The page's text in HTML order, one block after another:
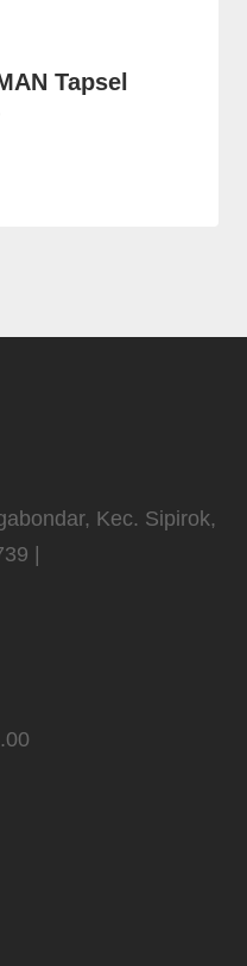
Tapsel
Kec. Sipirok,
|